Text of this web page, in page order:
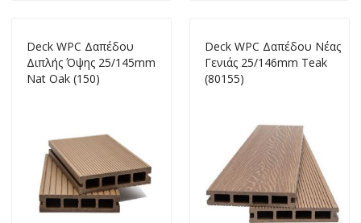
Deck WPC Δαπέδου
Διπλής Όψης 25/145mm
Nat Oak (150)
Deck WPC Δαπέδου Νέας
Γενιάς 25/146mm Teak
(80155)